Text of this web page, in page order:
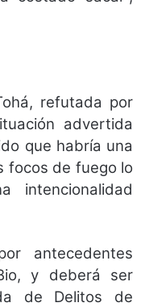
refutada por
advertida
que habría una
focos de fuego lo
intencionalidad
antecedentes
y deberá ser
de Delitos de